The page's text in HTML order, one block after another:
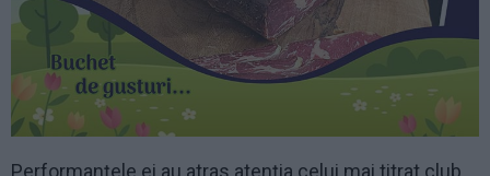
Performanțele ei au atras atenția celui mai titrat club